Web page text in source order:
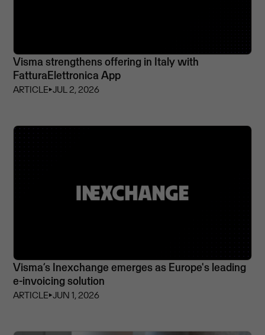
Visma strengthens offering in Italy with
FatturaElettronica App
ARTICLE⏵JUL 2, 2026
Visma’s Inexchange emerges as Europe's leading
e-invoicing solution
ARTICLE⏵JUN 1, 2026